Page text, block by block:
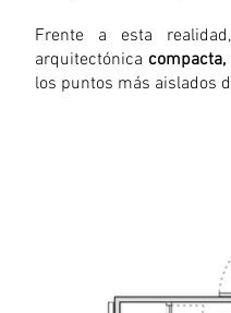
Frente a esta
arquitectónica
los puntos más aislados